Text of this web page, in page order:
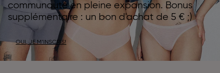
communauté en pleine expansion. Bonus
supplémentaire : un bon d'achat de 5 € ;)
OUI, JE M’INSCRIS!